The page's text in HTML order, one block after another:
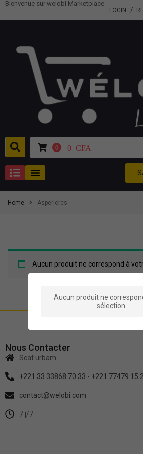
Bienvenue sur welobi Marketplace
LOGIN
0 0 CFA
Home Asperiores
Aucun produit ne correspond à
Nous Contacter
Scat urbam
+221 33 33868 70 33 - +221 77479 15
contact@welobi.com
7 j/7
Aucun produit ne
sélection.